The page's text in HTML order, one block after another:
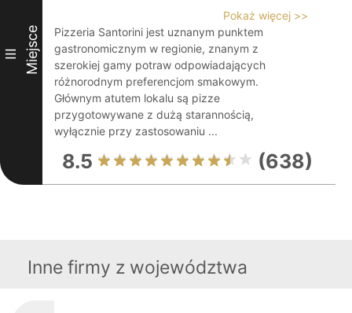
III Miejsce
Pokaż więcej >>
Pizzeria Santorini jest uznanym punktem
gastronomicznym w regionie, znanym z
szerokiej gamy potraw odpowiadających
różnorodnym preferencjom smakowym.
Głównym atutem lokalu są pizze
przygotowywane z dużą starannością,
wyłącznie przy zastosowaniu ...
8.5 (638)
Inne firmy z województwa